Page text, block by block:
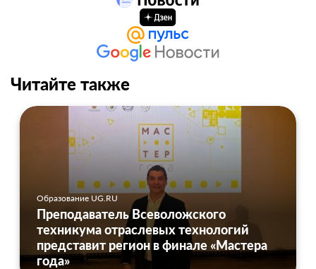
Читайте также
Образование UG.RU
Преподаватель Всеволожского
техникума отраслевых технологий
представит регион в финале «Мастера
года»